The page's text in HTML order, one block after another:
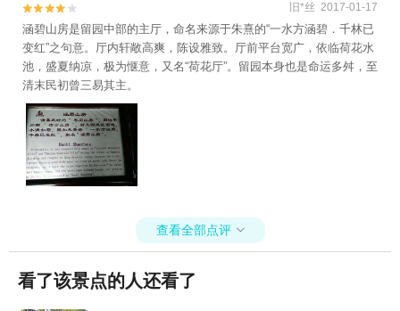

 旧*丝 2017-01-17
涵碧山房是留园中部的主厅，命名来源于朱熹的“一水方涵碧．千林已
变红”之句意。厅内轩敞高爽，陈设雅致。厅前平台宽广，依临荷花水
池，盛夏纳凉，极为惬意，又名“荷花厅”。留园本身也是命运多舛，至
清末民初曾三易其主。
查看全部点评 
看了该景点的人还看了